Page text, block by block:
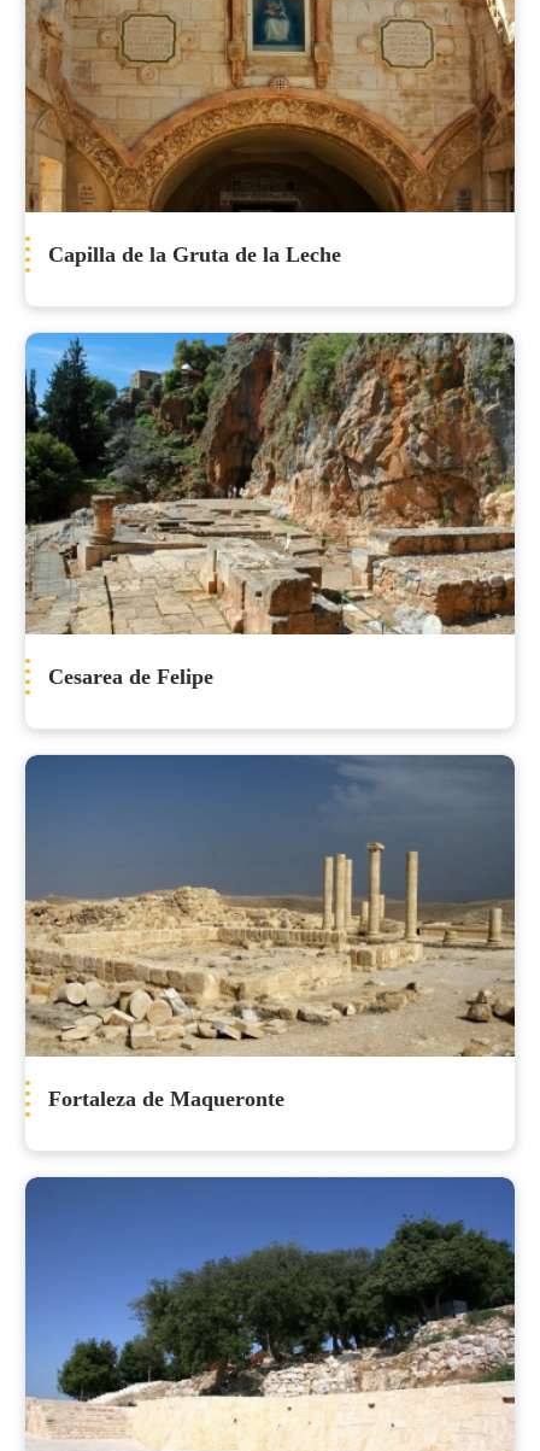
Capilla de la Gruta de la Leche
Cesarea de Felipe
Fortaleza de Maqueronte